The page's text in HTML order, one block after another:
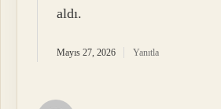
aldı.
Mayıs 27, 2026 Yanıtla